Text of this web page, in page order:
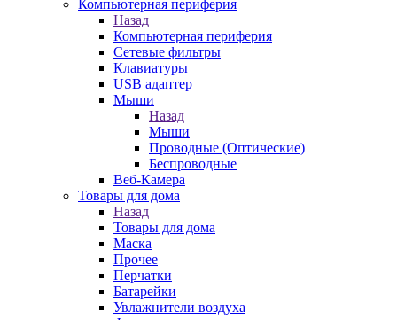
Компьютерная периферия
Назад
Компьютерная периферия
Сетевые фильтры
Клавиатуры
USB адаптер
Мыши
Назад
Мыши
Проводные (Оптические)
Беспроводные
Веб-Камера
Товары для дома
Назад
Товары для дома
Маска
Прочее
Перчатки
Батарейки
Увлажнители воздуха